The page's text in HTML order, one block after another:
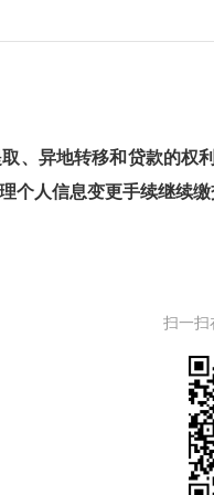
、异地转移和贷款的权
个人信息变更手续继续缴
扫一扫